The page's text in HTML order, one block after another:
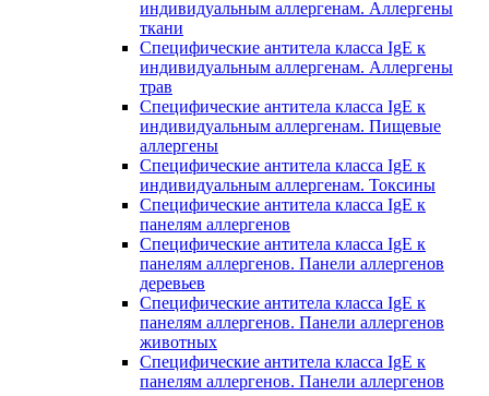
индивидуальным аллергенам. Аллергены
ткани
Специфические антитела класса IgE к
индивидуальным аллергенам. Аллергены
трав
Специфические антитела класса IgE к
индивидуальным аллергенам. Пищевые
аллергены
Специфические антитела класса IgE к
индивидуальным аллергенам. Токсины
Специфические антитела класса IgE к
панелям аллергенов
Специфические антитела класса IgE к
панелям аллергенов. Панели аллергенов
деревьев
Специфические антитела класса IgE к
панелям аллергенов. Панели аллергенов
животных
Специфические антитела класса IgE к
панелям аллергенов. Панели аллергенов